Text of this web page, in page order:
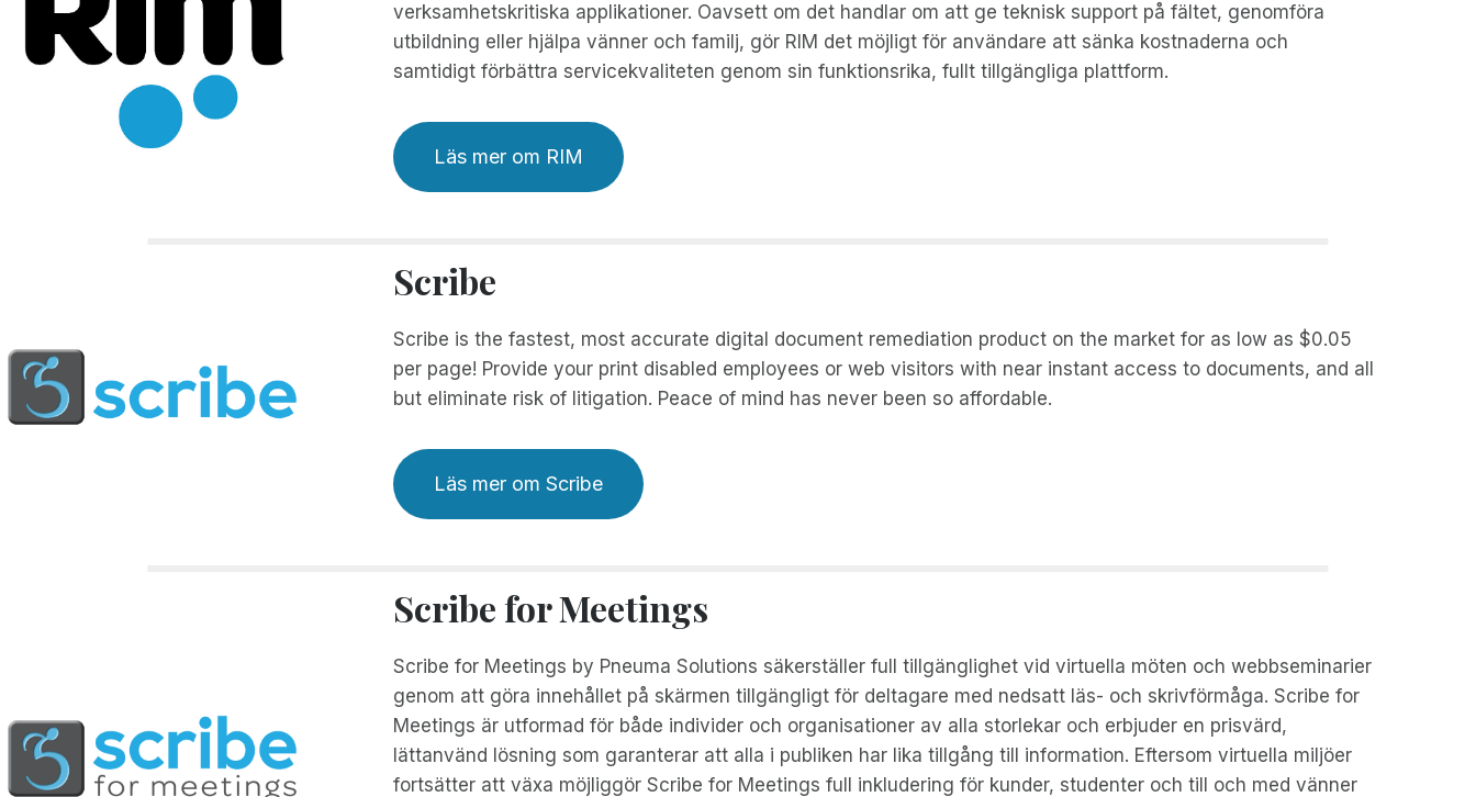
verksamhetskritiska applikationer. Oavsett om det handlar om att ge teknisk support på fältet, genomföra
utbildning eller hjälpa vänner och familj, gör RIM det möjligt för användare att sänka kostnaderna och
samtidigt förbättra servicekvaliteten genom sin funktionsrika, fullt tillgängliga plattform.
Läs mer om RIM
Scribe
Scribe is the fastest, most accurate digital document remediation product on the market for as low as $0.05
per page! Provide your print disabled employees or web visitors with near instant access to documents, and all
but eliminate risk of litigation. Peace of mind has never been so affordable.
Läs mer om Scribe
Scribe for Meetings
Scribe for Meetings by Pneuma Solutions säkerställer full tillgänglighet vid virtuella möten och webbseminarier
genom att göra innehållet på skärmen tillgängligt för deltagare med nedsatt läs- och skrivförmåga. Scribe for
Meetings är utformad för både individer och organisationer av alla storlekar och erbjuder en prisvärd,
lättanvänd lösning som garanterar att alla i publiken har lika tillgång till information. Eftersom virtuella miljöer
fortsätter att växa möjliggör Scribe for Meetings full inkludering för kunder, studenter och till och med vänner